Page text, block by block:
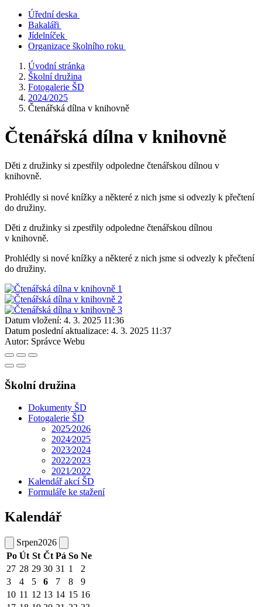
Úřední deska
Bakaláři
Jídelníček
Organizace školního roku
Úvodní stránka
Školní družina
Fotogalerie ŠD
2024/2025
Čtenářská dílna v knihovně
Čtenářská dílna v knihovně
Děti z družinky si zpestřily odpoledne čtenářskou dílnou v
knihovně.
Prohlédly si nové knížky a některé z nich jsme si odvezly k přečtení
do družiny.
Děti z družinky si zpestřily odpoledne čtenářskou dílnou
v knihovně.
Prohlédly si nové knížky a některé z nich jsme si odvezly k přečtení
do družiny.
Datum vložení: 4. 3. 2025 11:36
Datum poslední aktualizace: 4. 3. 2025 11:37
Autor: Správce Webu
Školní družina
Dokumenty ŠD
Fotogalerie ŠD
2025⁄2026
2024⁄2025
2023⁄2024
2022⁄2023
2021⁄2022
Kalendář akcí ŠD
Formuláře ke stažení
Kalendář
Srpen2026
Po Út St Čt Pá So Ne
27 28 29 30 31 1
2
3
4 5 6 7 8
9
10 11 12 13 14 15 16